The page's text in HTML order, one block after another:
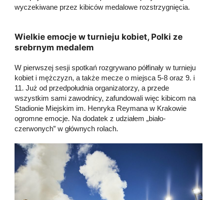
wyczekiwane przez kibiców medalowe rozstrzygnięcia.
Wielkie emocje w turnieju kobiet, Polki ze
srebrnym medalem
W pierwszej sesji spotkań rozgrywano półfinały w turnieju
kobiet i mężczyzn, a także mecze o miejsca 5-8 oraz 9. i
11. Już od przedpołudnia organizatorzy, a przede
wszystkim sami zawodnicy, zafundowali więc kibicom na
Stadionie Miejskim im. Henryka Reymana w Krakowie
ogromne emocje. Na dodatek z udziałem „biało-
czerwonych” w głównych rolach.